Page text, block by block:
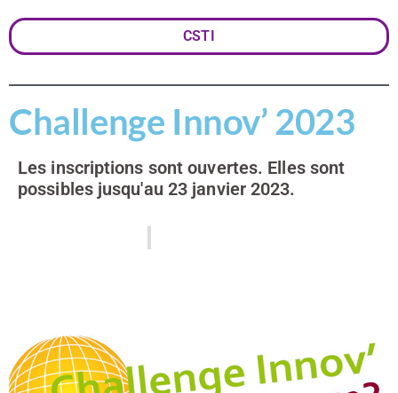
CSTI
Challenge Innov’ 2023
Les inscriptions sont ouvertes. Elles sont
possibles jusqu'au 23 janvier 2023.